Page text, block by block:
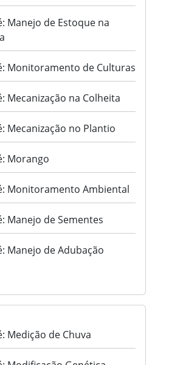
Manejo de Estoque na
Monitoramento de Culturas
Mecanização na Colheita
Mecanização no Plantio
Morango
Monitoramento Ambiental
Manejo de Sementes
Manejo de Adubação
Medição de Chuva